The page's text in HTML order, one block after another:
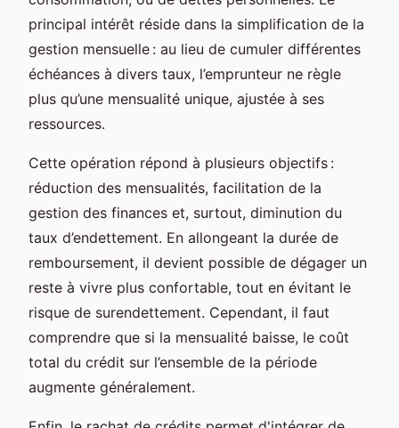
principal intérêt réside dans la simplification de la
gestion mensuelle : au lieu de cumuler différentes
échéances à divers taux, l’emprunteur ne règle
plus qu’une mensualité unique, ajustée à ses
ressources.
Cette opération répond à plusieurs objectifs :
réduction des mensualités, facilitation de la
gestion des finances et, surtout, diminution du
taux d’endettement. En allongeant la durée de
remboursement, il devient possible de dégager un
reste à vivre plus confortable, tout en évitant le
risque de surendettement. Cependant, il faut
comprendre que si la mensualité baisse, le coût
total du crédit sur l’ensemble de la période
augmente généralement.